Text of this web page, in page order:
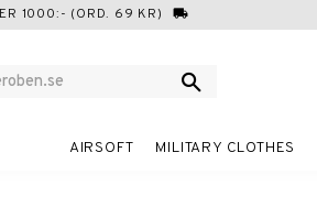
1000:- (ORD. 69 KR) local_shipping
AIRSOFT MILITARY CLOTHES